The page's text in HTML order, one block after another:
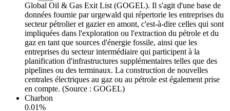
Global Oil & Gas Exit List (GOGEL). Il s'agit d'une base de
données fournie par urgewald qui répertorie les entreprises du
secteur pétrolier et gazier en amont, c'est-à-dire celles qui sont
impliquées dans l'exploration ou l'extraction du pétrole et du
gaz en tant que sources d'énergie fossile, ainsi que les
entreprises du secteur intermédiaire qui participent à la
planification d'infrastructures supplémentaires telles que des
pipelines ou des terminaux. La construction de nouvelles
centrales électriques au gaz ou au pétrole est également prise
en compte. (Source : GOGEL)
Charbon
0.01%